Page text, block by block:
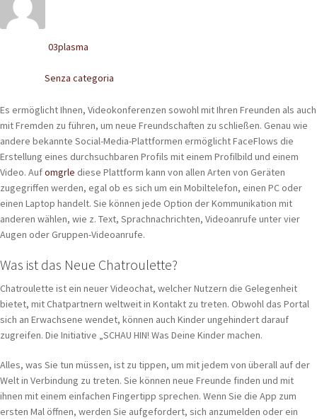
POLACCHINE
SCARPONCINI
SNEAKERS
STIVALETTI CHELSEA
CINTURE
TENDISCARPE
LA MISSION
COCCOLA LE TUE SCARPE
GLI ARTIGIANI
CONTATTI
03plasma
Senza categoria
Es ermöglicht Ihnen, Videokonferenzen sowohl mit Ihren Freunden als auch
mit Fremden zu führen, um neue Freundschaften zu schließen. Genau wie
andere bekannte Social-Media-Plattformen ermöglicht FaceFlows die
Erstellung eines durchsuchbaren Profils mit einem Profilbild und einem
Video. Aufomgrle diese Plattform kann von allen Arten von Geräten
zugegriffen werden, egal ob es sich um ein Mobiltelefon, einen PC oder
einen Laptop handelt. Sie können jede Option der Kommunikation mit
anderen wählen, wie z. Text, Sprachnachrichten, Videoanrufe unter vier
Augen oder Gruppen-Videoanrufe.
Was ist das Neue Chatroulette?
Chatroulette ist ein neuer Videochat, welcher Nutzern die Gelegenheit
bietet, mit Chatpartnern weltweit in Kontakt zu treten. Obwohl das Portal
sich an Erwachsene wendet, können auch Kinder ungehindert darauf
zugreifen. Die Initiative „SCHAU HIN! Was Deine Kinder machen.
Alles, was Sie tun müssen, ist zu tippen, um mit jedem von überall auf der
Welt in Verbindung zu treten. Sie können neue Freunde finden und mit
ihnen mit einem einfachen Fingertipp sprechen. Wenn Sie die App zum
ersten Mal öffnen, werden Sie aufgefordert, sich anzumelden oder ein